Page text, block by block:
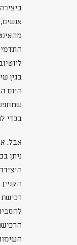
בגין
היום
בכדי
אבל,
ניתן